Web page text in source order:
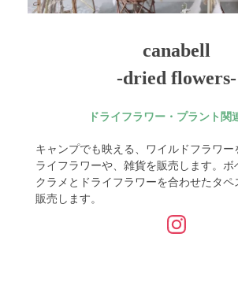
canabell
-dried flowers-
ドライフラワー・プラント関
キャンプでも映える、ワイルドフラワー
ライフラワーや、雑貨を販売します。ボ
クラメとドライフラワーを合わせたタペ
販売します。